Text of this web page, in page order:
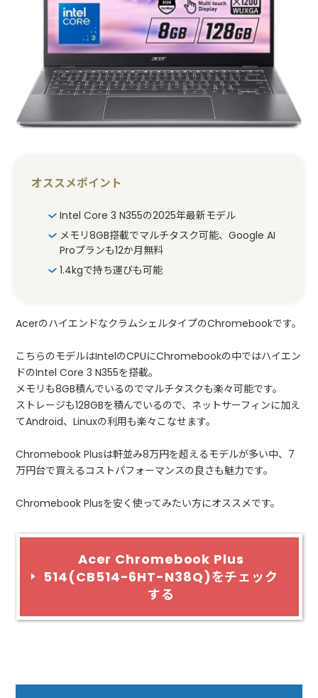
オススメポイント
Intel Core 3 N355の2025年最新モデル
メモリ8GB搭載でマルチタスク可能、Google AI
Proプランも12か月無料
1.4kgで持ち運びも可能
AcerのハイエンドなクラムシェルタイプのChromebookです。
こちらのモデルはIntelのCPUにChromebookの中ではハイエン
ドのIntel Core 3 N355を搭載。
メモリも8GB積んでいるのでマルチタスクも楽々可能です。
ストレージも128GBを積んでいるので、ネットサーフィンに加え
てAndroid、Linuxの利用も楽々こなせます。
Chromebook Plusは軒並み8万円を超えるモデルが多い中、7
万円台で買えるコストパフォーマンスの良さも魅力です。
Chromebook Plusを安く使ってみたい方にオススメです。
Acer Chromebook Plus
514(CB514-6HT-N38Q)をチェック
する